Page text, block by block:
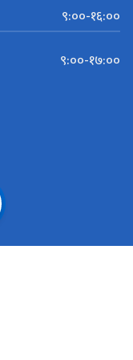
९:००-१६:००
९:००-१७:००